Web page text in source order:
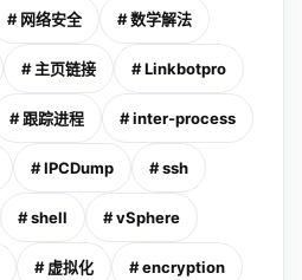
# 网络安全 # 数学解法
# 主页链接 # Linkbotpro
# 跟踪进程 # inter-process
# IPCDump # ssh
# shell # vSphere
# 虚拟化 # encryption